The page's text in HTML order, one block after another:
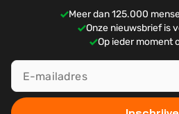
Meer dan 125.000
Onze nieuwsbrief is
Op ieder moment